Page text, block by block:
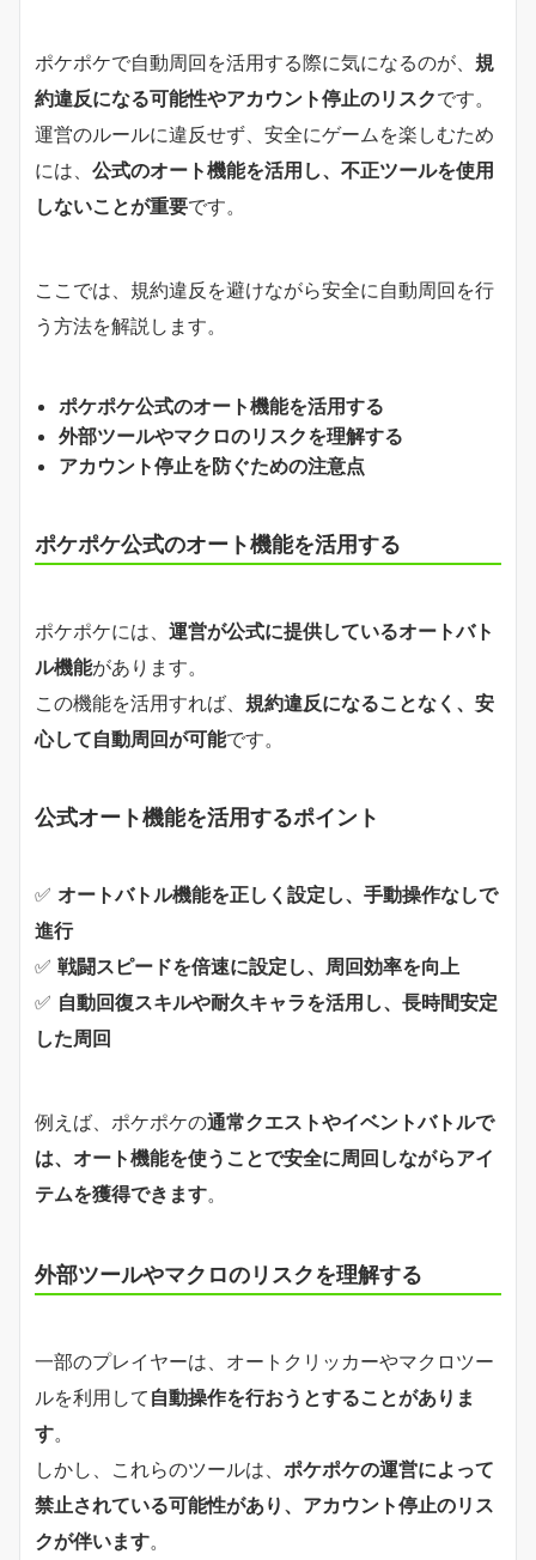
ポケポケで自動周回を活用する際に気になるのが、 規
約違反になる可能性やアカウント停止のリスクです。
運営のルールに違反せず、安全にゲームを楽しむため
には、 公式のオート機能を活用し、不正ツールを使用
しないことが重要です。
ここでは、規約違反を避けながら安全に自動周回を行
う方法を解説します。
ポケポケ公式のオート機能を活用する
外部ツールやマクロのリスクを理解する
アカウント停止を防ぐための注意点
ポケポケ公式のオート機能を活用する
ポケポケには、 運営が公式に提供しているオートバト
ル機能があります。
この機能を活用すれば、 規約違反になることなく、安
心して自動周回が可能です。
公式オート機能を活用するポイント
✅ オートバトル機能を正しく設定し、手動操作なしで
進行
✅ 戦闘スピードを倍速に設定し、周回効率を向上
✅ 自動回復スキルや耐久キャラを活用し、長時間安定
した周回
例えば、ポケポケの通常クエストやイベントバトルで
は、オート機能を使うことで安全に周回しながらアイ
テムを獲得できます。
外部ツールやマクロのリスクを理解する
一部のプレイヤーは、オートクリッカーやマクロツー
ルを利用して 自動操作を行おうとすることがありま
す。
しかし、これらのツールは、 ポケポケの運営によって
禁止されている可能性があり、アカウント停止のリス
クが伴います。